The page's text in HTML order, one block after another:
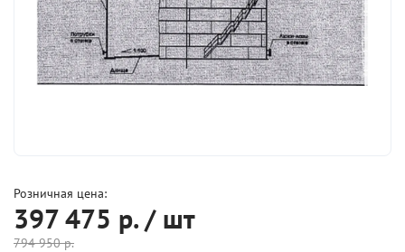
Розничная цена:
397 475 р. / шт
794 950р.